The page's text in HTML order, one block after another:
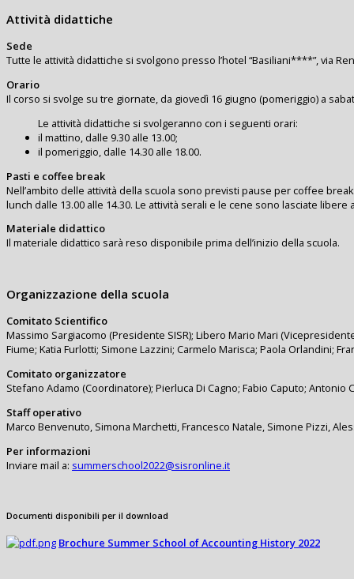
Attività didattiche
Sede
Tutte le attività didattiche si svolgono presso l’hotel “Basiliani****”, via
Orario
Il corso si svolge su tre giornate, da giovedì 16 giugno (pomeriggio) a
Le attività didattiche si svolgeranno con i seguenti orari:
il mattino, dalle 9.30 alle 13.00;
il pomeriggio, dalle 14.30 alle 18.00.
Pasti e coffee break
Nell’ambito delle attività della scuola sono previsti pause per coffee
lunch dalle 13.00 alle 14.30. Le attività serali e le cene sono lasciate libere
Materiale didattico
Il materiale didattico sarà reso disponibile prima dell’inizio della scuola.
Organizzazione della scuola
Comitato Scientifico
Massimo Sargiacomo (Presidente SISR); Libero Mario Mari
Fiume; Katia Furlotti; Simone Lazzini; Carmelo Marisca; Paola Orlandini;
Comitato organizzatore
Stefano Adamo (Coordinatore); Pierluca Di Cagno; Fabio Caputo;
Staff operativo
Marco Benvenuto, Simona Marchetti, Francesco Natale, Simone Pizzi,
Per informazioni
Inviare mail a: summerschool2022@sisronline.it
Documenti disponibili per il download
Brochure Summer School of Accounting History 2022